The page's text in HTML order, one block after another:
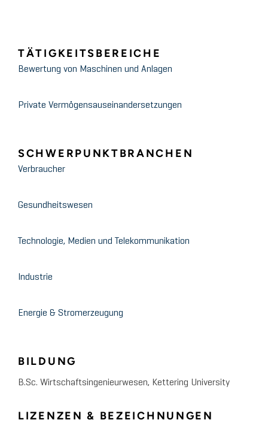
TÄTIGKEITSBEREICHE
Bewertung von Maschinen und Anlagen
Private Vermögensauseinandersetzungen
SCHWERPUNKTBRANCHEN
Verbraucher
Gesundheitswesen
Technologie, Medien und Telekommunikation
Industrie
Energie & Stromerzeugung
BILDUNG
B.Sc. Wirtschaftsingenieurwesen, Kettering University
LIZENZEN & BEZEICHNUNGEN